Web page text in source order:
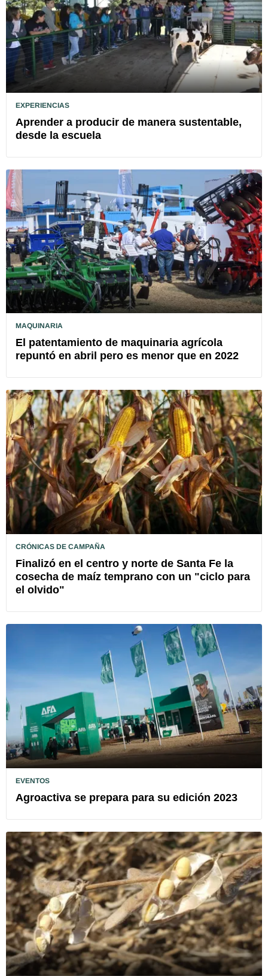
EXPERIENCIAS
Aprender a producir de manera sustentable,
desde la escuela
MAQUINARIA
El patentamiento de maquinaria agrícola
repuntó en abril pero es menor que en 2022
CRÓNICAS DE CAMPAÑA
Finalizó en el centro y norte de Santa Fe la
cosecha de maíz temprano con un "ciclo para
el olvido"
EVENTOS
Agroactiva se prepara para su edición 2023